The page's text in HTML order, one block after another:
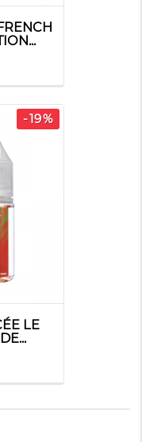
-19%
LE